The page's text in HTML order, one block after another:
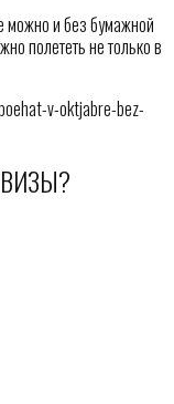
можно и без бумажной
полететь не только в
v-oktjabre-bez-